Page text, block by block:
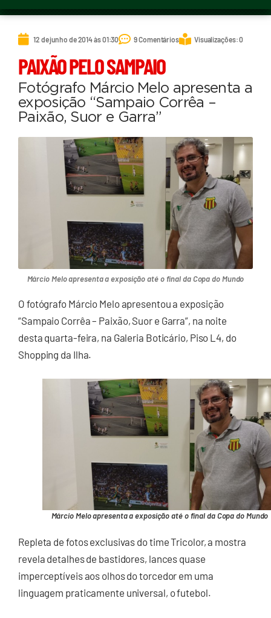
12 de junho de 2014 às 01:30 9 Comentários Visualizações: 0
PAIXÃO PELO SAMPAIO
Fotógrafo Márcio Melo apresenta a
exposição “Sampaio Corrêa –
Paixão, Suor e Garra”
Márcio Melo apresenta a exposição até o final da Copa do Mundo
O fotógrafo Márcio Melo apresentou a exposição
“Sampaio Corrêa – Paixão, Suor e Garra”, na noite
desta quarta-feira, na Galeria Boticário, Piso L4, do
Shopping da Ilha.
Márcio Melo apresenta a exposição até o final da Copa do Mundo
Repleta de fotos exclusivas do time Tricolor, a mostra
revela detalhes de bastidores, lances quase
imperceptíveis aos olhos do torcedor em uma
linguagem praticamente universal, o futebol.